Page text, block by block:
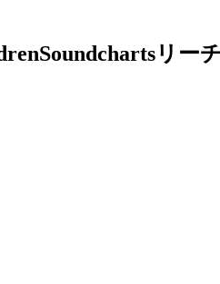
リー